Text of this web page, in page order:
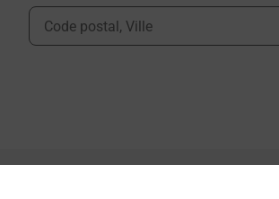
Ville, Département, Code Postal